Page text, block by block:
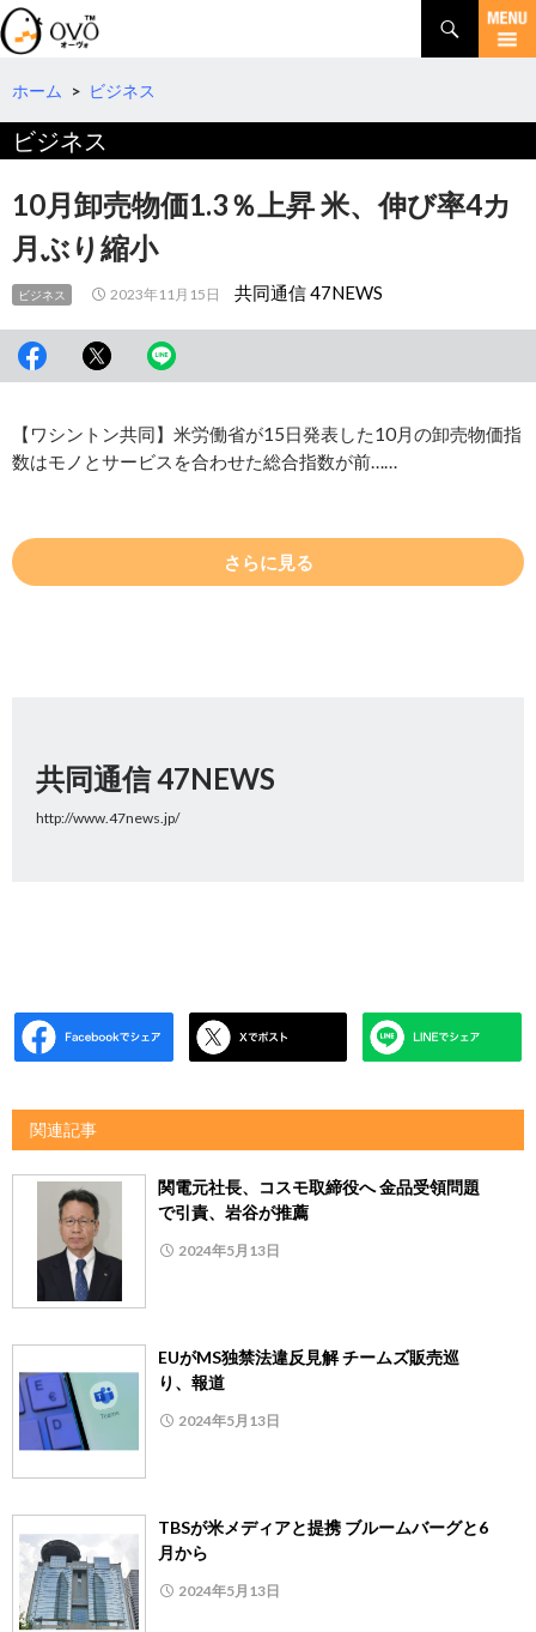
検
索
コ
テ
へ
ホーム > ビジネス
ビジネス
10月卸売物価1.3％上昇 米、伸び率4カ
月ぶり縮小
ビジネス 2023年11月15日 共同通信 47NEWS
【ワシントン共同】米労働省が15日発表した10月の卸売物価指
数はモノとサービスを合わせた総合指数が前……
さらに見る
共同通信 47NEWS
http://www.47news.jp/
関連記事
関電元社長、コスモ取締役へ 金品受領問題
で引責、岩谷が推薦
2024年5月13日
EUがMS独禁法違反見解 チームズ販売巡
り、報道
2024年5月13日
TBSが米メディアと提携 ブルームバーグと6
月から
2024年5月13日